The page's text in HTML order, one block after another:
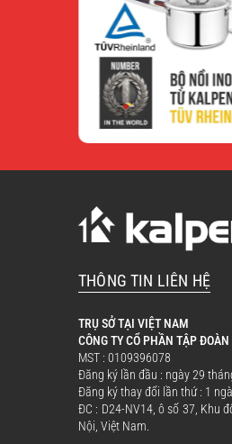
THÔNG TIN LIÊN HỆ
TRỤ SỞ TẠI VIỆT NAM
CÔNG TY CỔ PHẦN TẬP
MST : 0109396078
Đăng ký lần đầu : ngày 29
Đăng ký thay đổi lần thứ : 1
ĐC : D24-NV14, ô số 37, Khu
Nội, Việt Nam.